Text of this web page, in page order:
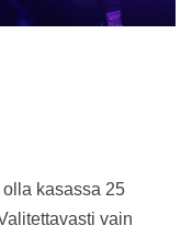
kasassa 25
vain